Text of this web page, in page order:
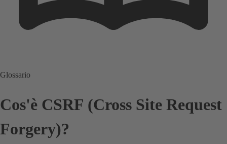
Glossario
Cos'è CSRF (Cross Site Request
Forgery)?